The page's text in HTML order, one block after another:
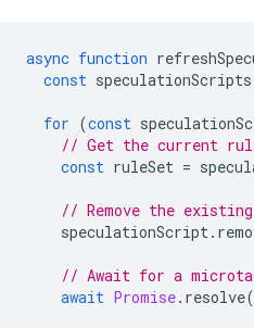
async function
const speculationScripts
for (const
// Get the current
const ruleSet =
// Remove the
speculationScript .
// Await for a
await Promise. resolve